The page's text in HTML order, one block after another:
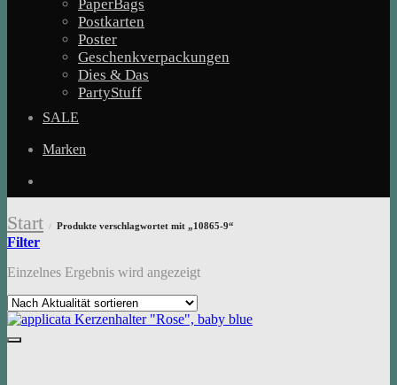
PaperBags
Postkarten
Poster
Geschenkverpackungen
Dies & Das
PartyStuff
SALE
Marken
Start / Produkte verschlagwortet mit „10865-9“
Filter
Einzelnes Ergebnis wird angezeigt